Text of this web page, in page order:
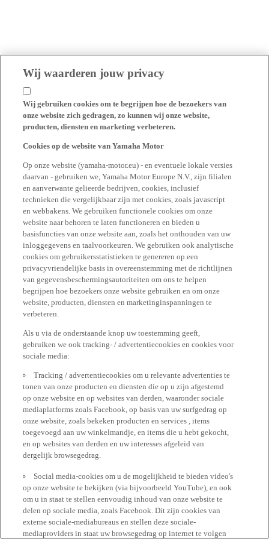
Wij waarderen jouw privacy
Wij gebruiken cookies om te begrijpen hoe de bezoekers van
onze website zich gedragen, zo kunnen wij onze website,
producten, diensten en marketing verbeteren.
Cookies op de website van Yamaha Motor
Op onze website (yamaha-motor.eu) - en eventuele lokale versies
daarvan - gebruiken we, Yamaha Motor Europe N.V., zijn filialen
en aanverwante gelieerde bedrijven, cookies, inclusief
technieken die vergelijkbaar zijn met cookies, zoals javascript
en webbakens. We gebruiken functionele cookies om onze
website naar behoren te laten functioneren en bieden u
basisfuncties van onze website aan, zoals het onthouden van uw
inloggegevens en taalvoorkeuren. We gebruiken ook analytische
cookies om gebruikersstatistieken te genereren op een
privacyvriendelijke basis in overeenstemming met de richtlijnen
van gegevensbeschermingsautoriteiten om ons te helpen
begrijpen hoe bezoekers onze website gebruiken en om onze
website, producten, diensten en marketinginspanningen te
verbeteren.
Als u via de onderstaande knop uw toestemming geeft,
gebruiken we ook tracking- / advertentiecookies en cookies voor
sociale media:
Tracking / advertentiecookies om u relevante advertenties te
tonen van onze producten en diensten die op u zijn afgestemd
op onze website en op websites van derden, waaronder sociale
mediaplatforms zoals Facebook, op basis van uw surfgedrag op
onze website, zoals bekeken producten en services , items
toegevoegd aan uw winkelmandje, en items die u hebt gekocht,
en op websites van derden en uw interesses afgeleid van
dergelijk browsegedrag.
Social media-cookies om u de mogelijkheid te bieden video's
op onze website te bekijken (via bijvoorbeeld YouTube), en ook
om u in staat te stellen eenvoudig inhoud van onze website te
delen op sociale media, zoals Facebook. Dit zijn cookies van
externe sociale-mediabureaus en stellen deze sociale-
mediaproviders in staat uw browsegedrag op internet te volgen